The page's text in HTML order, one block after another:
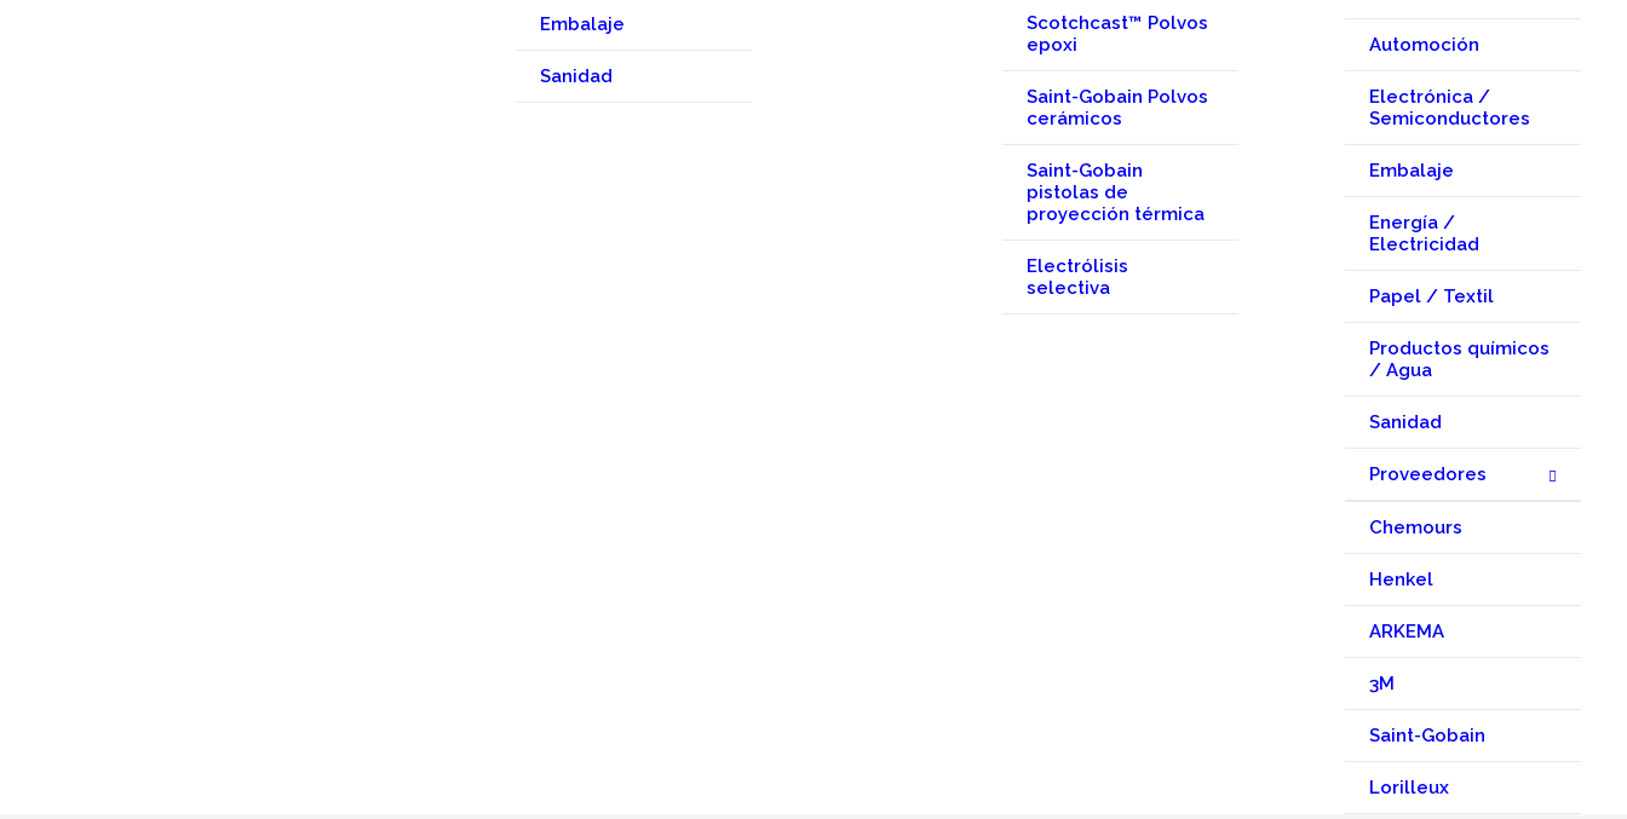
Embalaje
Sanidad
Scotchcast™ Polvos
epoxi
Saint-Gobain Polvos
cerámicos
Saint-Gobain
pistolas de
proyección térmica
Electrólisis
selectiva
Automoción
Electrónica /
Semiconductores
Embalaje
Energía /
Electricidad
Papel / Textil
Productos químicos
/ Agua
Sanidad
Proveedores
Chemours
Henkel
ARKEMA
3M
Saint-Gobain
Lorilleux